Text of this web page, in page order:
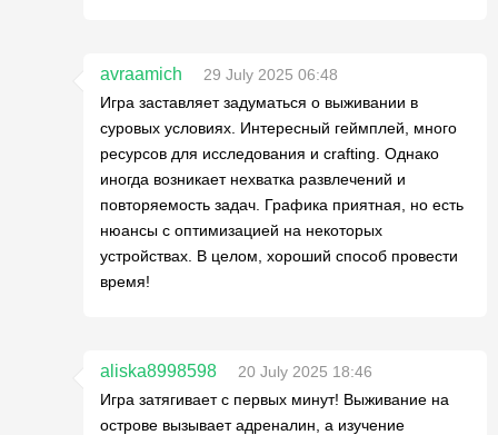
avraamich
29 July 2025 06:48
Игра заставляет задуматься о выживании в
суровых условиях. Интересный геймплей, много
ресурсов для исследования и crafting. Однако
иногда возникает нехватка развлечений и
повторяемость задач. Графика приятная, но есть
нюансы с оптимизацией на некоторых
устройствах. В целом, хороший способ провести
время!
aliska8998598
20 July 2025 18:46
Игра затягивает с первых минут! Выживание на
острове вызывает адреналин, а изучение